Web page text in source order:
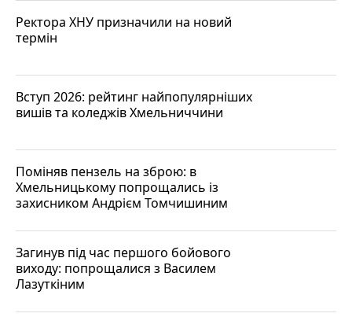
Ректора ХНУ призначили на новий
термін
Вступ 2026: рейтинг найпопулярніших
вишів та коледжів Хмельниччини
Поміняв пензель на зброю: в
Хмельницькому попрощались із
захисником Андрієм Томчишиним
Загинув під час першого бойового
виходу: попрощалися з Василем
Лазуткіним